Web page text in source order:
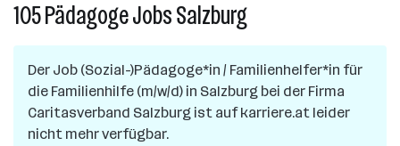
105PädagogeJobsSalzburg105
Pädagoge
in
Salzburg
Der Job (Sozial-)Pädagoge*in / Familienhelfer*in für
die Familienhilfe (m/w/d) in Salzburg bei der Firma
Caritasverband Salzburg ist auf karriere.at leider
nicht mehr verfügbar.